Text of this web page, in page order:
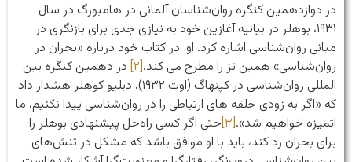
در دوازدهمین کنگره روان‌شناسان آلمانی در هامبورگ در سال
۱۹۳۱، بوهلر در بیانیه آغازین خود به نیازی جدی برای بازنگری در
مبانی روان‌شناسی اشاره کرد. او در کتاب خود درباره «بحران در
روان‌شناسی» همین تز را مطرح می کند.[۲]
در دهمین کنگره بین
المللی روان‌شناسی در کپنهاگ (اوت ۱۹۳۲)، دبلیو کوهلر هشدار داد
که «اگر به زودی حلقه های ارتباطی را در روان‌شناسی پیدا نکنیم، ما
اتمیزه خواهیم شد».[۳] حتی اگر کسی راه‌حل پیشنهادی بوهلر را
برای بحران رد کند، باید با او موافق باشد که مشکل در تنش‌های